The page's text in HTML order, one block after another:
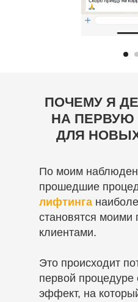
ПОЧЕМУ Я
НА ПЕРВУЮ
ДЛЯ
По моим
прошедшие
лифтинга
становятся моими
клиентами.
Это происходит
первой процедуре
эффект, на